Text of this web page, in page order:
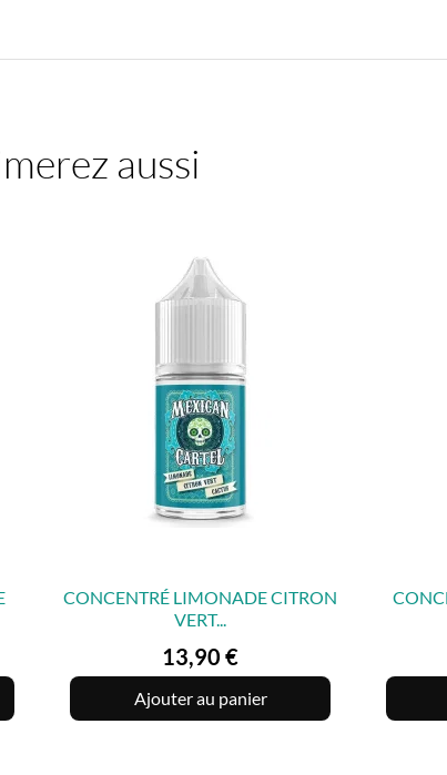
aussi
APERÇU RAPIDE
CONCENTRÉ LIMONADE CITRON
VERT...
Prix
13,90 €
Ajouter au panier